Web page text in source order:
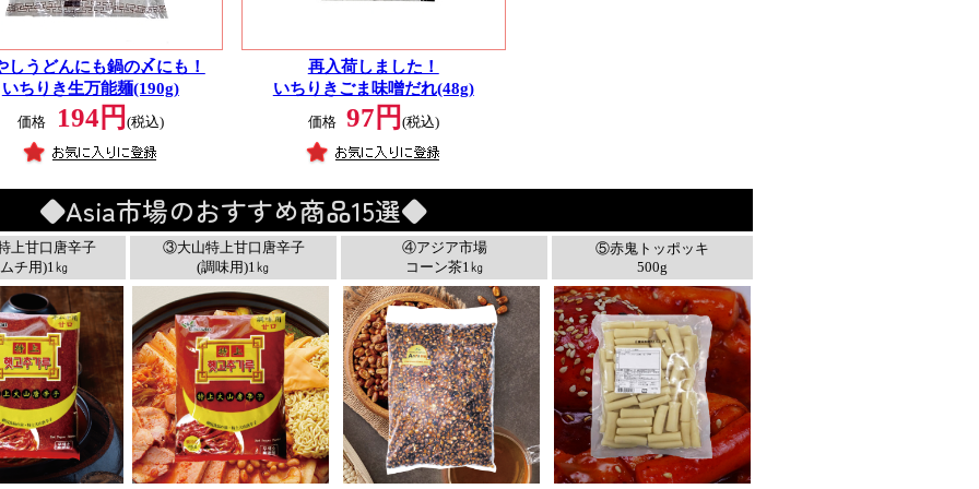
しうどんにも鍋の〆にも！
いちりき生万能麺(190g)
価格 194円 (税込)
再入荷しました！
いちりきごま味噌だれ(48g)
価格 97円 (税込)